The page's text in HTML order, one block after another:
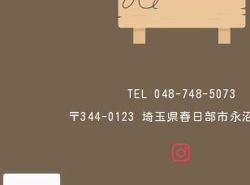
TEL 048-748-5073
〒344-0123 埼玉県春日部市永